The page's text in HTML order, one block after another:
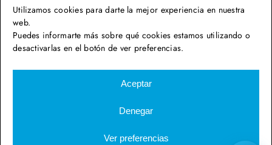
Utilizamos cookies para darte la mejor experiencia en nuestra
web.
Puedes informarte más sobre qué cookies estamos utilizando o
desactivarlas en el botón de ver preferencias.
Aceptar
Denegar
Ver preferencias
Aiguajoc Eurofitness – Gimnasio en Barcelona